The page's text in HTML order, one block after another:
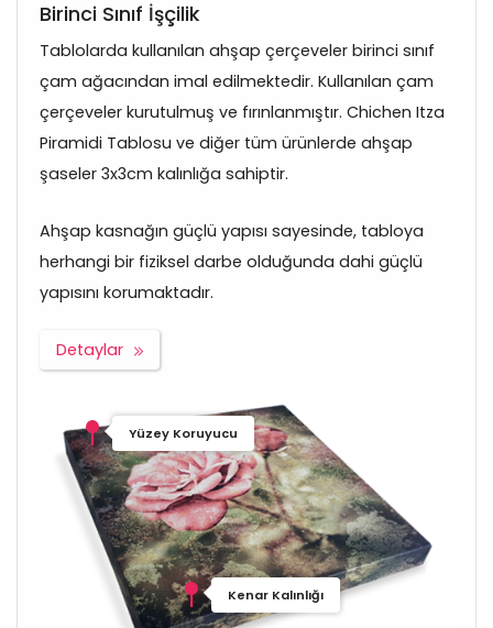
Birinci Sınıf İşçilik
Tablolarda kullanılan ahşap çerçeveler birinci sınıf
çam ağacından imal edilmektedir. Kullanılan çam
çerçeveler kurutulmuş ve fırınlanmıştır. Chichen Itza
Piramidi Tablosu ve diğer tüm ürünlerde ahşap
şaseler 3x3cm kalınlığa sahiptir.
Ahşap kasnağın güçlü yapısı sayesinde, tabloya
herhangi bir fiziksel darbe olduğunda dahi güçlü
yapısını korumaktadır.
Detaylar
Yüzey Koruyucu
Kenar Kalınlığı